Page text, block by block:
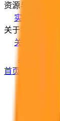
资源与支持
实在学院
关于我们
关于实在
400-139-9089
首页